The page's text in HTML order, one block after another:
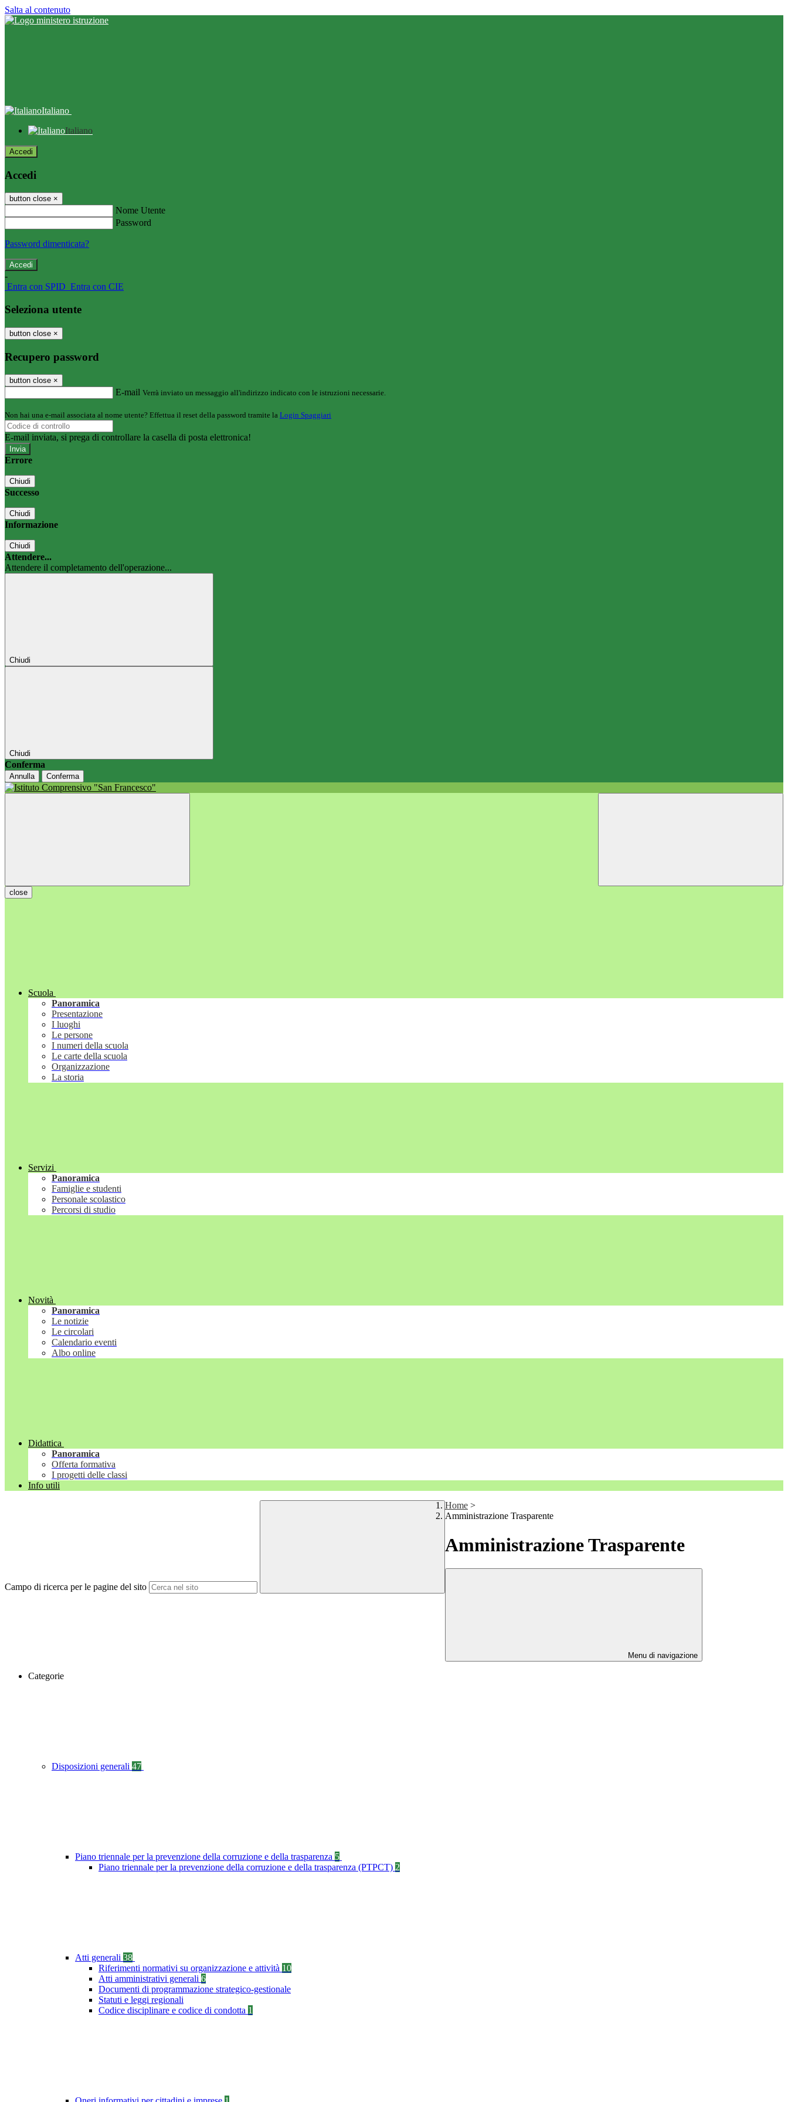
Salta al contenuto
Italiano
Italiano
Accedi
Accedi
button close ×
Nome Utente
Password
Password dimenticata?
-
Entra con SPID Entra con CIE
Seleziona utente
button close ×
Recupero password
button close ×
E-mail Verrà inviato un messaggio all'indirizzo indicato con le istruzioni necessarie.
Non hai una e-mail associata al nome utente? Effettua il reset della password tramite la Login Spaggiari
E-mail inviata, si prega di controllare la casella di posta elettronica!
Errore
Chiudi
Successo
Chiudi
Informazione
Chiudi
Attendere...
Attendere il completamento dell'operazione...
Chiudi
Chiudi
Conferma
Annulla Conferma
close
Scuola
Panoramica
Presentazione
I luoghi
Le persone
I numeri della scuola
Le carte della scuola
Organizzazione
La storia
Servizi
Panoramica
Famiglie e studenti
Personale scolastico
Percorsi di studio
Novità
Panoramica
Le notizie
Le circolari
Calendario eventi
Albo online
Didattica
Panoramica
Offerta formativa
I progetti delle classi
Info utili
Campo di ricerca per le pagine del sito
Home >
Amministrazione Trasparente
Amministrazione Trasparente
Menu di navigazione
Categorie
Disposizioni generali 47
Piano triennale per la prevenzione della corruzione e della trasparenza 5
Piano triennale per la prevenzione della corruzione e della trasparenza (PTPCT) 2
Atti generali 38
Riferimenti normativi su organizzazione e attività 10
Atti amministrativi generali 6
Documenti di programmazione strategico-gestionale
Statuti e leggi regionali
Codice disciplinare e codice di condotta 1